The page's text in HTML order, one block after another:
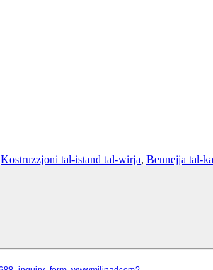
Kostruzzjoni tal-istand tal-wirja, Bennejja tal-